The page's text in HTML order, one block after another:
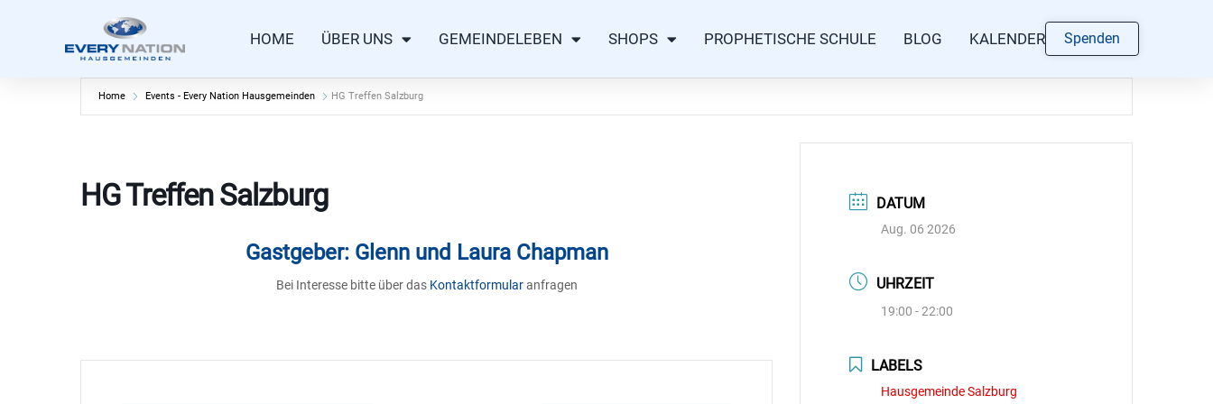
HOME ÜBER UNS GEMEINDELEBEN SHOPS PROPHETISCHE SCHULE BLOG KALENDER Spenden
Home Events - Every Nation Hausgemeinden HG Treffen Salzburg
HG Treffen Salzburg
Gastgeber: Glenn und Laura Chapman
Bei Interesse bitte über das Kontaktformularanfragen
DATUM
Aug. 06 2026
UHRZEIT
19:00 - 22:00
LABELS
Hausgemeinde Salzburg